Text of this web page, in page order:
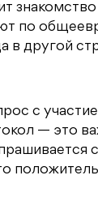
по
в другой
с
— это